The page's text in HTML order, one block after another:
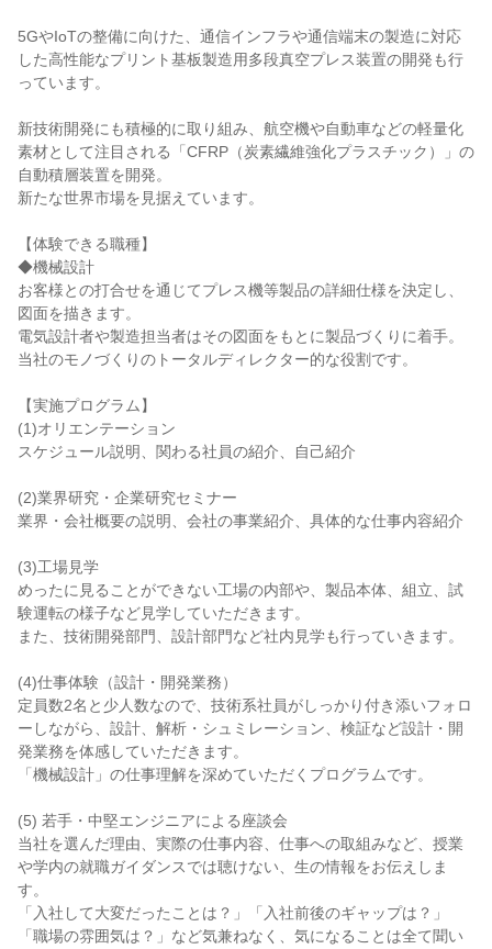
5GやIoTの整備に向けた、通信インフラや通信端末の製造に対応
した高性能なプリント基板製造用多段真空プレス装置の開発も行
っています。
新技術開発にも積極的に取り組み、航空機や自動車などの軽量化
素材として注目される「CFRP（炭素繊維強化プラスチック）」の
自動積層装置を開発。
新たな世界市場を見据えています。
【体験できる職種】
◆機械設計
お客様との打合せを通じてプレス機等製品の詳細仕様を決定し、
図面を描きます。
電気設計者や製造担当者はその図面をもとに製品づくりに着手。
当社のモノづくりのトータルディレクター的な役割です。
【実施プログラム】
(1)オリエンテーション
スケジュール説明、関わる社員の紹介、自己紹介
(2)業界研究・企業研究セミナー
業界・会社概要の説明、会社の事業紹介、具体的な仕事内容紹介
(3)工場見学
めったに見ることができない工場の内部や、製品本体、組立、試
験運転の様子など見学していただきます。
また、技術開発部門、設計部門など社内見学も行っていきます。
(4)仕事体験（設計・開発業務）
定員数2名と少人数なので、技術系社員がしっかり付き添いフォロ
ーしながら、設計、解析・シュミレーション、検証など設計・開
発業務を体感していただきます。
「機械設計」の仕事理解を深めていただくプログラムです。
(5) 若手・中堅エンジニアによる座談会
当社を選んだ理由、実際の仕事内容、仕事への取組みなど、授業
や学内の就職ガイダンスでは聴けない、生の情報をお伝えしま
す。
「入社して大変だったことは？」「入社前後のギャップは？」
「職場の雰囲気は？」など気兼ねなく、気になることは全て聞い